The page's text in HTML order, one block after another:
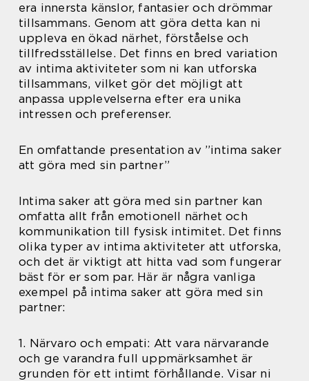
era innersta känslor, fantasier och drömmar
tillsammans. Genom att göra detta kan ni
uppleva en ökad närhet, förståelse och
tillfredsställelse. Det finns en bred variation
av intima aktiviteter som ni kan utforska
tillsammans, vilket gör det möjligt att
anpassa upplevelserna efter era unika
intressen och preferenser.
En omfattande presentation av ”intima saker
att göra med sin partner”
Intima saker att göra med sin partner kan
omfatta allt från emotionell närhet och
kommunikation till fysisk intimitet. Det finns
olika typer av intima aktiviteter att utforska,
och det är viktigt att hitta vad som fungerar
bäst för er som par. Här är några vanliga
exempel på intima saker att göra med sin
partner:
1. Närvaro och empati: Att vara närvarande
och ge varandra full uppmärksamhet är
grunden för ett intimt förhållande. Visar ni